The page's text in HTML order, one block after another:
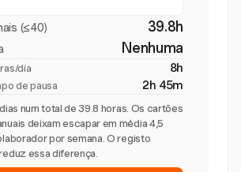
(≤40) 39.8h
Nenhuma
dia 8h
de pausa 2h 45m
num total de 39.8 horas. Os cartões
deixam escapar em média 4,5
por semana. O registo
essa diferença.